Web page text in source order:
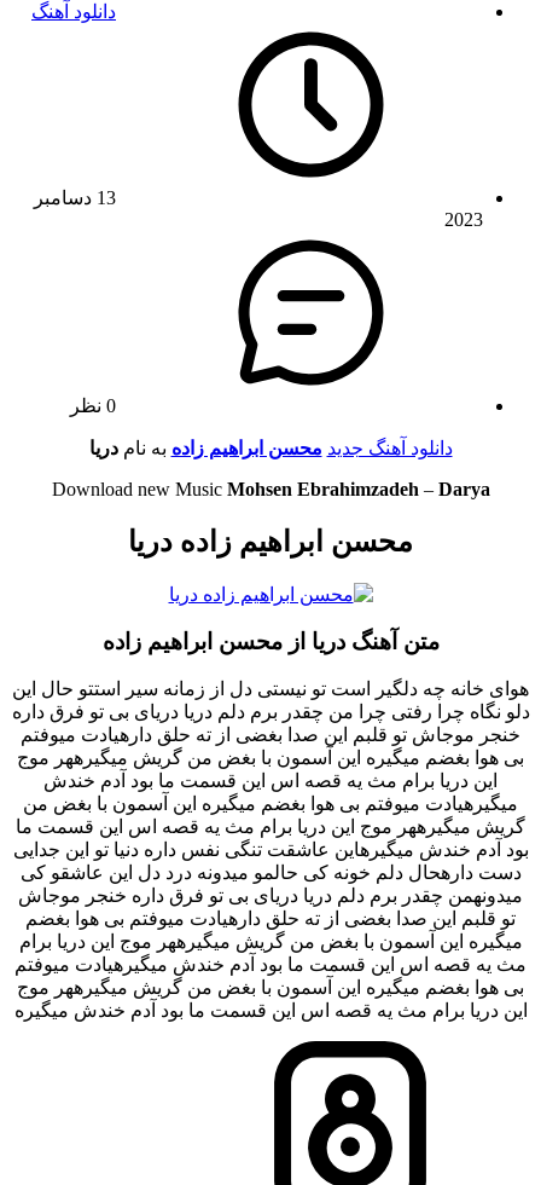
دانلود آهنگ
13 دسامبر
2023
دانلود آهنگ جدید محسن ابراهیم زاده به نامدریا
Download new Music Mohsen Ebrahimzadeh – Darya
محسن ابراهیم زاده دریا
متن آهنگ دریا از محسن ابراهیم زاده
هوای خانه چه دلگیر است تو نیستی دل از زمانه سیر استتو حال این
دلو نگاه چرا رفتی چرا من چقدر برم دلم دریا دریای بی تو فرق داره
خنجر موجاش تو قلبم این صدا بغضی از ته حلق دارهیادت میوفتم
بی هوا بغضم میگیره این آسمون با بغض من گریش میگیرههر موج
این دریا برام مث یه قصه اس این قسمت ما بود آدم خندش
میگیرهیادت میوفتم بی هوا بغضم میگیره این آسمون با بغض من
گریش میگیرههر موج این دریا برام مث یه قصه اس این قسمت ما
بود آدم خندش میگیرهاین عاشقت تنگی نفس داره دنیا تو این جدایی
دست دارهحال دلم خونه کی حالمو میدونه درد دل این عاشقو کی
میدونهمن چقدر برم دلم دریا دریای بی تو فرق داره خنجر موجاش
تو قلبم این صدا بغضی از ته حلق دارهیادت میوفتم بی هوا بغضم
میگیره این آسمون با بغض من گریش میگیرههر موج این دریا برام
مث یه قصه اس این قسمت ما بود آدم خندش میگیرهیادت میوفتم
بی هوا بغضم میگیره این آسمون با بغض من گریش میگیرههر موج
این دریا برام مث یه قصه اس این قسمت ما بود آدم خندش میگیره